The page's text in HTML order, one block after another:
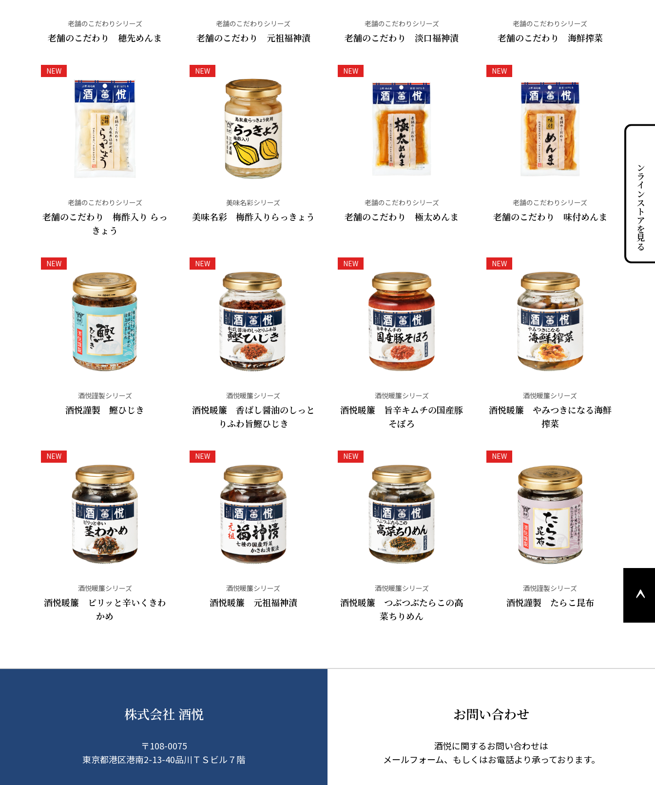
老舗のこだわりシリーズ
老舗のこだわり 穂先めんま
老舗のこだわりシリーズ
老舗のこだわり 元祖福神漬
老舗のこだわりシリーズ
老舗のこだわり 淡口福神漬
老舗のこだわりシリーズ
老舗のこだわり 海鮮搾菜
老舗のこだわりシリーズ
老舗のこだわり 梅酢入り らっ
きょう
NEW
美味名彩シリーズ
美味名彩 梅酢入りらっきょう
NEW
老舗のこだわりシリーズ
老舗のこだわり 極太めんま
NEW
老舗のこだわりシリーズ
老舗のこだわり 味付めんま
NEW
酒悦謹製シリーズ
酒悦謹製 鰹ひじき
NEW
酒悦暖簾シリーズ
酒悦暖簾 香ばし醤油のしっと
りふわ旨鰹ひじき
NEW
酒悦暖簾シリーズ
酒悦暖簾 旨辛キムチの国産豚
そぼろ
NEW
酒悦暖簾シリーズ
酒悦暖簾 やみつきになる海鮮
搾菜
NEW
酒悦暖簾シリーズ
酒悦暖簾 ピリッと辛いくきわ
かめ
NEW
酒悦暖簾シリーズ
酒悦暖簾 元祖福神漬
NEW
酒悦暖簾シリーズ
酒悦暖簾 つぶつぶたらこの高
菜ちりめん
NEW
酒悦謹製シリーズ
酒悦謹製 たらこ昆布
NEW
オンラインストアを見る
ージの
上部へ
株式会社 酒悦
〒108-0075
東京都港区港南2-13-40品川ＴＳビル７階
お問い合わせ
酒悦に関するお問い合わせは
メールフォーム、もしくはお電話より承っております。